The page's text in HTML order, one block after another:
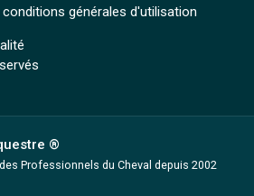
générales d'utilisation
®
Professionnels du Cheval depuis 2002